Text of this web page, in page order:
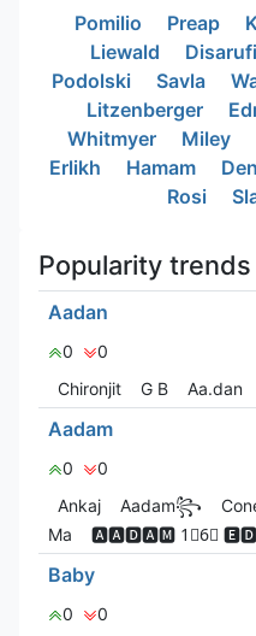
Pomilio Preap
Liewald
Podolski
Savla
Litzenberger
Whitmyer
Miley
Erlikh
Hamam
Rosi
Popularity trends
Aadan
0
0
Chironjit
G‎ B Aa.dan
Aadam
0
0
Ankaj
Aadam꧂
Ma
🅰🅰🅳🅰🅼 1⃣6⃣
Baby
0
0